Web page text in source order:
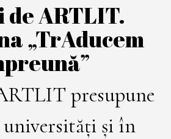
de ARTLIT.
„TrAducem
presupune
și în